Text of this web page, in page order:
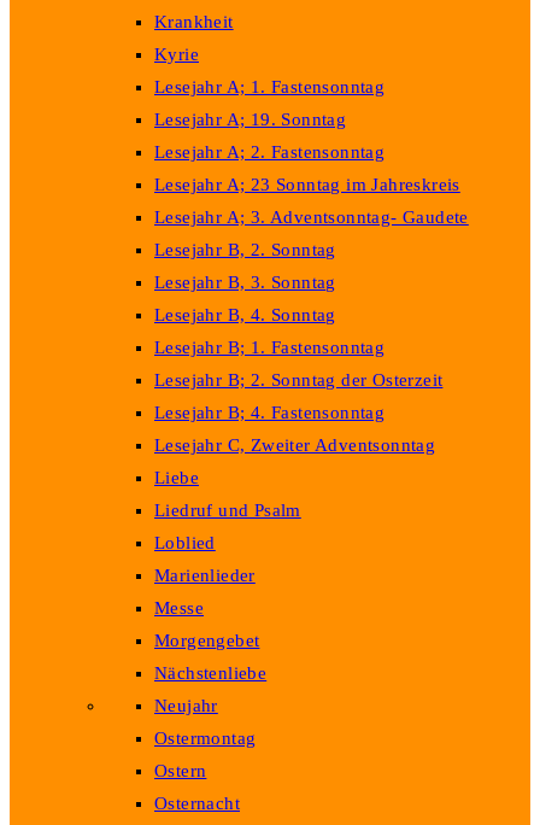
Krankheit
Kyrie
Lesejahr A; 1. Fastensonntag
Lesejahr A; 19. Sonntag
Lesejahr A; 2. Fastensonntag
Lesejahr A; 23 Sonntag im Jahreskreis
Lesejahr A; 3. Adventsonntag- Gaudete
Lesejahr B, 2. Sonntag
Lesejahr B, 3. Sonntag
Lesejahr B, 4. Sonntag
Lesejahr B; 1. Fastensonntag
Lesejahr B; 2. Sonntag der Osterzeit
Lesejahr B; 4. Fastensonntag
Lesejahr C, Zweiter Adventsonntag
Liebe
Liedruf und Psalm
Loblied
Marienlieder
Messe
Morgengebet
Nächstenliebe
Neujahr
Ostermontag
Ostern
Osternacht